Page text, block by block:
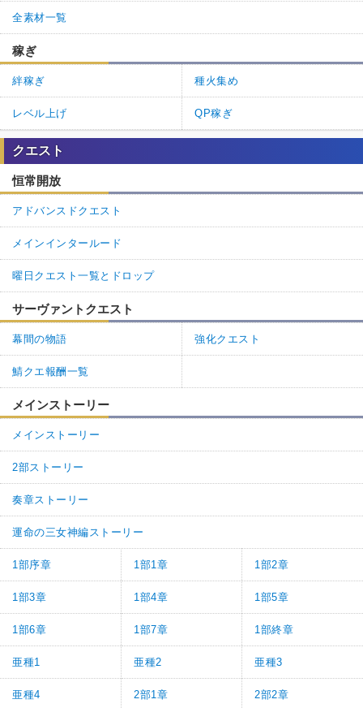
全素材一覧
稼ぎ
絆稼ぎ 種火集め
レベル上げ QP稼ぎ
クエスト
恒常開放
アドバンスドクエスト
メインインタールード
曜日クエスト一覧とドロップ
サーヴァントクエスト
幕間の物語 強化クエスト
鯖クエ報酬一覧
メインストーリー
メインストーリー
2部ストーリー
奏章ストーリー
運命の三女神編ストーリー
1部序章 1部1章 1部2章
1部3章 1部4章 1部5章
1部6章 1部7章 1部終章
亜種1 亜種2 亜種3
亜種4 2部1章 2部2章